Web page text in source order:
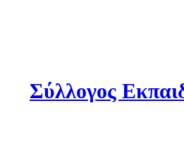
Σύλλογος